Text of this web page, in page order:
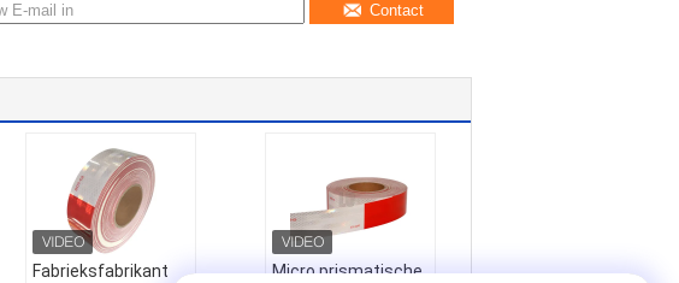
Contact
Fabrieksfabrikant
Micro prismatische